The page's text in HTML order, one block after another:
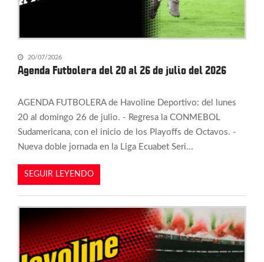
20/07/2026
Agenda Futbolera del 20 al 26 de julio del 2026
AGENDA FUTBOLERA de Havoline Deportivo: del lunes
20 al domingo 26 de julio. - Regresa la CONMEBOL
Sudamericana, con el inicio de los Playoffs de Octavos. -
Nueva doble jornada en la Liga Ecuabet Seri...
SEGUIR LEYENDO